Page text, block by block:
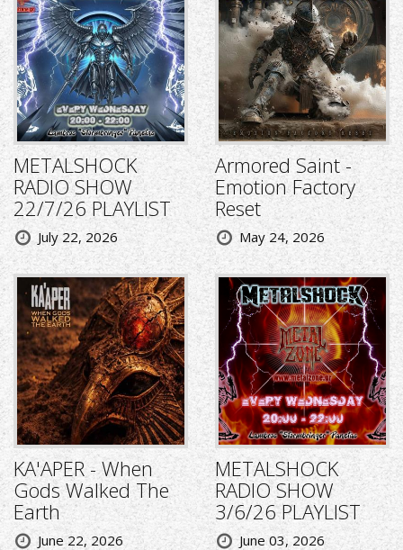
METALSHOCK
RADIO SHOW
22/7/26 PLAYLIST
July 22, 2026
Armored Saint -
Emotion Factory
Reset
May 24, 2026
KA'APER - When
Gods Walked The
Earth
June 22, 2026
METALSHOCK
RADIO SHOW
3/6/26 PLAYLIST
June 03, 2026